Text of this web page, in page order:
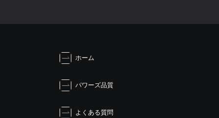
ホーム
パワーズ品質
よくある質問